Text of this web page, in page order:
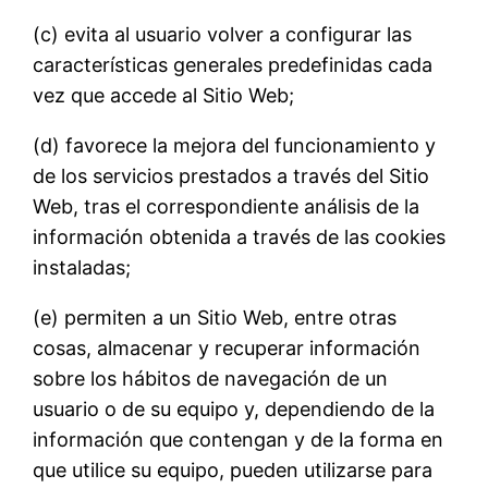
(c) evita al usuario volver a configurar las
características generales predefinidas cada
vez que accede al Sitio Web;
(d) favorece la mejora del funcionamiento y
de los servicios prestados a través del Sitio
Web, tras el correspondiente análisis de la
información obtenida a través de las cookies
instaladas;
(e) permiten a un Sitio Web, entre otras
cosas, almacenar y recuperar información
sobre los hábitos de navegación de un
usuario o de su equipo y, dependiendo de la
información que contengan y de la forma en
que utilice su equipo, pueden utilizarse para